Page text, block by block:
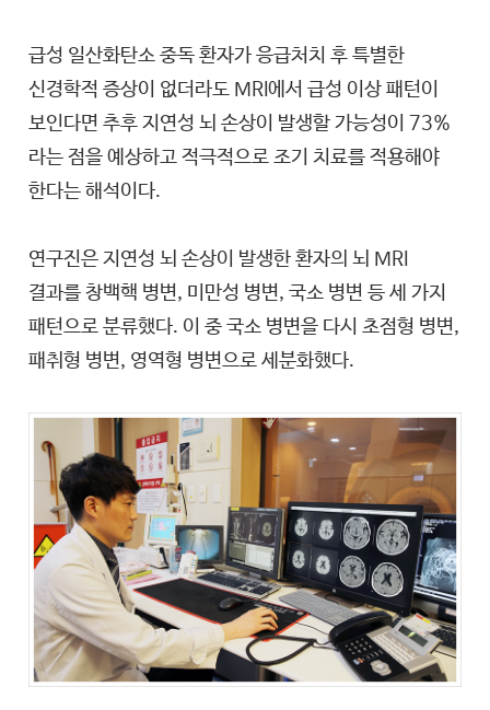
급성 일산화탄소 중독 환자가 응급처치 후 특별한
신경학적 증상이 없더라도 MRI에서 급성 이상 패턴이
보인다면 추후 지연성 뇌 손상이 발생할 가능성이 73%
라는 점을 예상하고 적극적으로 조기 치료를 적용해야
한다는 해석이다.
연구진은 지연성 뇌 손상이 발생한 환자의 뇌 MRI
결과를 창백핵 병변, 미만성 병변, 국소 병변 등 세 가지
패턴으로 분류했다. 이 중 국소 병변을 다시 초점형 병변,
패취형 병변, 영역형 병변으로 세분화했다.